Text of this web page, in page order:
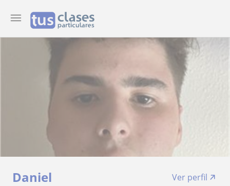
Daniel
Ver perfil